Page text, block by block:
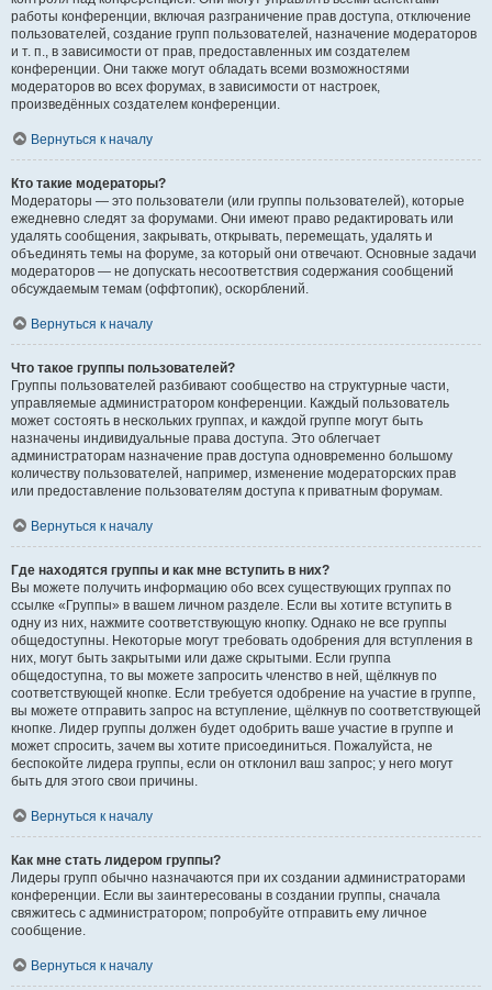
работы конференции, включая разграничение прав доступа, отключение
пользователей, создание групп пользователей, назначение модераторов
и т. п., в зависимости от прав, предоставленных им создателем
конференции. Они также могут обладать всеми возможностями
модераторов во всех форумах, в зависимости от настроек,
произведённых создателем конференции.
Вернуться к началу
Кто такие модераторы?
Модераторы — это пользователи (или группы пользователей), которые
ежедневно следят за форумами. Они имеют право редактировать или
удалять сообщения, закрывать, открывать, перемещать, удалять и
объединять темы на форуме, за который они отвечают. Основные задачи
модераторов — не допускать несоответствия содержания сообщений
обсуждаемым темам (оффтопик), оскорблений.
Вернуться к началу
Что такое группы пользователей?
Группы пользователей разбивают сообщество на структурные части,
управляемые администратором конференции. Каждый пользователь
может состоять в нескольких группах, и каждой группе могут быть
назначены индивидуальные права доступа. Это облегчает
администраторам назначение прав доступа одновременно большому
количеству пользователей, например, изменение модераторских прав
или предоставление пользователям доступа к приватным форумам.
Вернуться к началу
Где находятся группы и как мне вступить в них?
Вы можете получить информацию обо всех существующих группах по
ссылке «Группы» в вашем личном разделе. Если вы хотите вступить в
одну из них, нажмите соответствующую кнопку. Однако не все группы
общедоступны. Некоторые могут требовать одобрения для вступления в
них, могут быть закрытыми или даже скрытыми. Если группа
общедоступна, то вы можете запросить членство в ней, щёлкнув по
соответствующей кнопке. Если требуется одобрение на участие в группе,
вы можете отправить запрос на вступление, щёлкнув по соответствующей
кнопке. Лидер группы должен будет одобрить ваше участие в группе и
может спросить, зачем вы хотите присоединиться. Пожалуйста, не
беспокойте лидера группы, если он отклонил ваш запрос; у него могут
быть для этого свои причины.
Вернуться к началу
Как мне стать лидером группы?
Лидеры групп обычно назначаются при их создании администраторами
конференции. Если вы заинтересованы в создании группы, сначала
свяжитесь с администратором; попробуйте отправить ему личное
сообщение.
Вернуться к началу